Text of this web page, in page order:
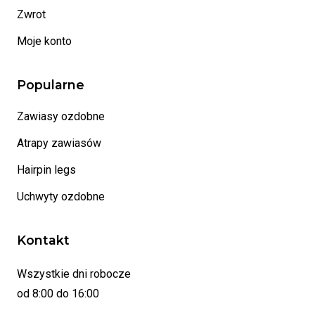
Zwrot
Moje konto
Popularne
Zawiasy ozdobne
Atrapy zawiasów
Hairpin legs
Uchwyty ozdobne
Kontakt
Wszystkie dni robocze
od 8:00 do 16:00